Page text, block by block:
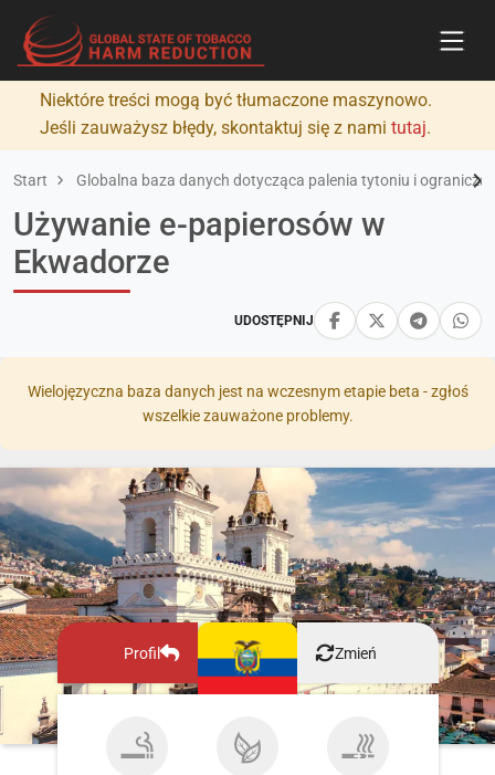
Niektóre treści mogą być tłumaczone maszynowo.
Jeśli zauważysz błędy, skontaktuj się z nami tutaj.
Start Globalna baza danych dotycząca palenia tytoniu i
UDOSTĘPNIJ
Używanie e-papierosów w
Ekwadorze
Wielojęzyczna baza danych jest na wczesnym etapie beta - zgłoś
wszelkie zauważone problemy.
Profil Zmień